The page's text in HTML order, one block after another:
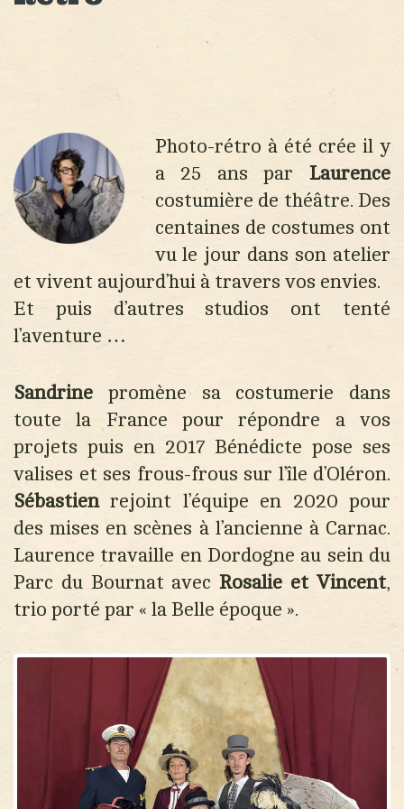
Photo-rétro à été crée il y
a 25 ans par Laurence
costumière de théâtre. Des
centaines de costumes ont
vu le jour dans son atelier
et vivent aujourd’hui à travers vos envies.
Et puis d’autres studios ont tenté
l’aventure …
Sandrine promène sa costumerie dans
toute la France pour répondre a vos
projets puis en 2017 Bénédicte pose ses
valises et ses frous-frous sur l’île d’Oléron.
Sébastienrejoint l’équipe en 2020 pour
des mises en scènes à l’ancienne à Carnac.
Laurence travaille en Dordogne au sein du
Parc du Bournat avecRosalie et Vincent,
trio porté par « la Belle époque ».